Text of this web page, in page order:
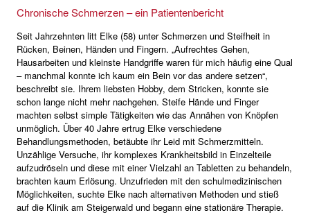
Chronische Schmerzen – ein Patientenbericht
Seit Jahrzehnten litt Elke (58) unter Schmerzen und Steifheit in
Rücken, Beinen, Händen und Fingern. „Aufrechtes Gehen,
Hausarbeiten und kleinste Handgriffe waren für mich häufig eine Qual
– manchmal konnte ich kaum ein Bein vor das andere setzen“,
beschreibt sie. Ihrem liebsten Hobby, dem Stricken, konnte sie
schon lange nicht mehr nachgehen. Steife Hände und Finger
machten selbst simple Tätigkeiten wie das Annähen von Knöpfen
unmöglich. Über 40 Jahre ertrug Elke verschiedene
Behandlungsmethoden, betäubte ihr Leid mit Schmerzmitteln.
Unzählige Versuche, ihr komplexes Krankheitsbild in Einzelteile
aufzudröseln und diese mit einer Vielzahl an Tabletten zu behandeln,
brachten kaum Erlösung. Unzufrieden mit den schulmedizinischen
Möglichkeiten, suchte Elke nach alternativen Methoden und stieß
auf die Klinik am Steigerwald und begann eine stationäre Therapie.